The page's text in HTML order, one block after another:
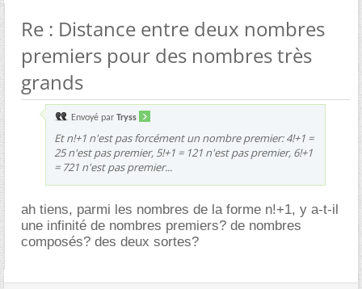
Re : Distance entre deux nombres
premiers pour des nombres très
grands
Envoyé par Tryss
Et n!+1 n'est pas forcément un nombre premier: 4!+1 =
25 n'est pas premier, 5!+1 = 121 n'est pas premier, 6!+1
= 721 n'est pas premier...
ah tiens, parmi les nombres de la forme n!+1, y a-t-il
une infinité de nombres premiers? de nombres
composés? des deux sortes?